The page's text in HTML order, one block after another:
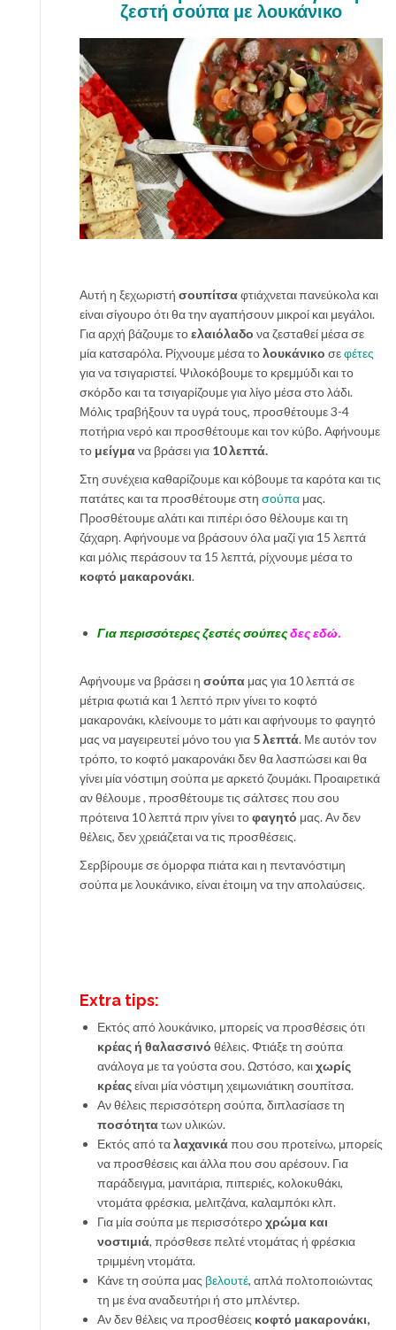
ζεστή σούπα με λουκάνικο
Αυτή η ξεχωριστή σουπίτσαφτιάχνεται πανεύκολα και
είναι σίγουρο ότι θα την αγαπήσουν μικροί και μεγάλοι.
Για αρχή βάζουμε τοελαιόλαδο να ζεσταθεί μέσα σε
μία κατσαρόλα. Ρίχνουμε μέσα τολουκάνικο σεφέτες
για να τσιγαριστεί. Ψιλοκόβουμε το κρεμμύδι και το
σκόρδο και τα τσιγαρίζουμε για λίγο μέσα στο λάδι.
Μόλις τραβήξουν τα υγρά τους, προσθέτουμε 3-4
ποτήρια νερό και προσθέτουμε και τον κύβο. Αφήνουμε
το μείγμανα βράσει για 10 λεπτά.
Στη συνέχεια καθαρίζουμε και κόβουμε τα καρότα και τις
πατάτες και τα προσθέτουμε στη σούπα μας.
Προσθέτουμε αλάτι και πιπέρι όσο θέλουμε και τη
ζάχαρη. Αφήνουμε να βράσουν όλα μαζί για 15 λεπτά
και μόλις περάσουν τα 15 λεπτά, ρίχνουμε μέσα το
κοφτό μακαρονάκι.
Για περισσότερες ζεστές σούπεςδες εδώ.
Αφήνουμε να βράσει η σούπα μας για 10 λεπτά σε
μέτρια φωτιά και 1 λεπτό πριν γίνει το κοφτό
μακαρονάκι, κλείνουμε το μάτι και αφήνουμε το φαγητό
μας να μαγειρευτεί μόνο του για 5 λεπτά. Με αυτόν τον
τρόπο, το κοφτό μακαρονάκι δεν θα λασπώσει και θα
γίνει μία νόστιμη σούπα με αρκετό ζουμάκι. Προαιρετικά
αν θέλουμε , προσθέτουμε τις σάλτσες που σου
πρότεινα 10 λεπτά πριν γίνει τοφαγητό μας. Αν δεν
θέλεις, δεν χρειάζεται να τις προσθέσεις.
Σερβίρουμε σε όμορφα πιάτα και η πεντανόστιμη
σούπα με λουκάνικο, είναι έτοιμη να την απολαύσεις.
Extra tips:
Εκτός από λουκάνικο, μπορείς να προσθέσεις ότι
κρέας ή θαλασσινό θέλεις. Φτιάξε τη σούπα
ανάλογα με τα γούστα σου. Ωστόσο, καιχωρίς
κρέαςείναι μία νόστιμη χειμωνιάτικη σουπίτσα.
Αν θέλεις περισσότερη σούπα, διπλασίασε τη
ποσότητατων υλικών.
Εκτός από ταλαχανικάπου σου προτείνω, μπορείς
να προσθέσεις και άλλα που σου αρέσουν. Για
παράδειγμα, μανιτάρια, πιπεριές, κολοκυθάκι,
ντομάτα φρέσκια, μελιτζάνα, καλαμπόκι κλπ.
Για μία σούπα με περισσότεροχρώμα και
νοστιμιά, πρόσθεσε πελτέ ντομάτας ή φρέσκια
τριμμένη ντομάτα.
Κάνε τη σούπα μας βελουτέ, απλά πολτοποιώντας
τη με ένα αναδευτήρι ή στο μπλέντερ.
Αν δεν θέλεις να προσθέσεις κοφτό μακαρονάκι,